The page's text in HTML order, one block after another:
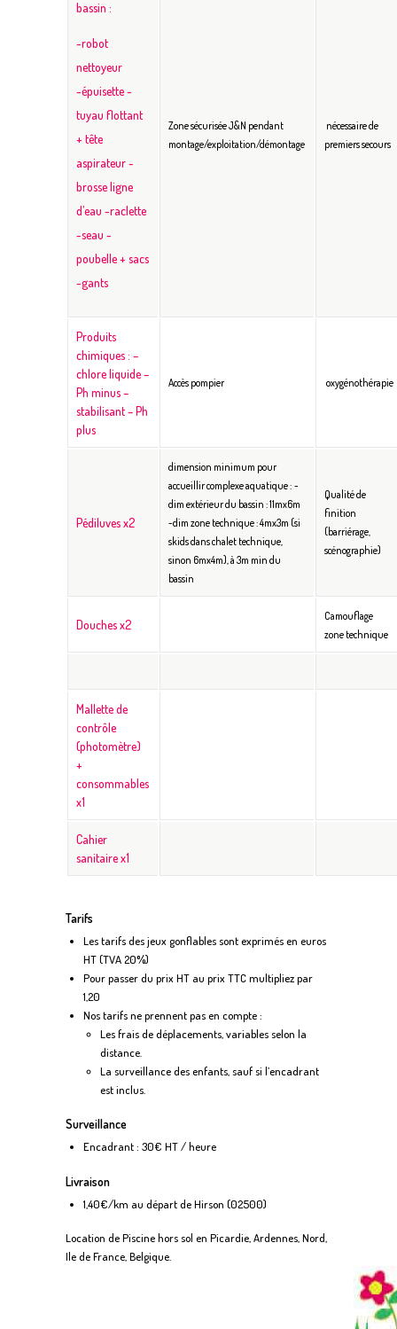
bassin :
-robot
nettoyeur
-épuisette-
tuyau flottant
+ tête
aspirateur-
brosse ligne
d’eau -raclette
-seau -
poubelle + sacs
-gants
Zone sécurisée J&N pendant
montage/exploitation/démontage
nécessaire de
premiers secours
Produits
chimiques : –
chlore liquide–
Ph minus–
stabilisant– Ph
plus
Accès pompier oxygénothérapie
Pédiluves x2
dimension minimum pour
accueillir complexe aquatique : -
dim extérieur du bassin : 11mx6m
-dim zone technique : 4mx3m (si
skids dans chalet technique,
sinon 6mx4m), à 3m min du
bassin
Qualité de
finition
(barriérage,
scénographie)
Douches x2
Camouflage
zone technique
Mallette de
contrôle
(photomètre)
+
consommables
x1
Cahier
sanitaire x1
Tarifs
Les tarifs des jeux gonflables sont exprimés en euros
HT (TVA 20%)
Pour passer du prix HT au prix TTC multipliez par
1,20
Nos tarifs ne prennent pas en compte :
Les frais de déplacements, variables selon la
distance.
La surveillance des enfants, sauf si l’encadrant
est inclus.
Surveillance
Encadrant : 30€ HT / heure
Livraison
1,40€/km au départ de Hirson (02500)
Location de Piscine hors sol en Picardie, Ardennes, Nord,
Ile de France, Belgique.